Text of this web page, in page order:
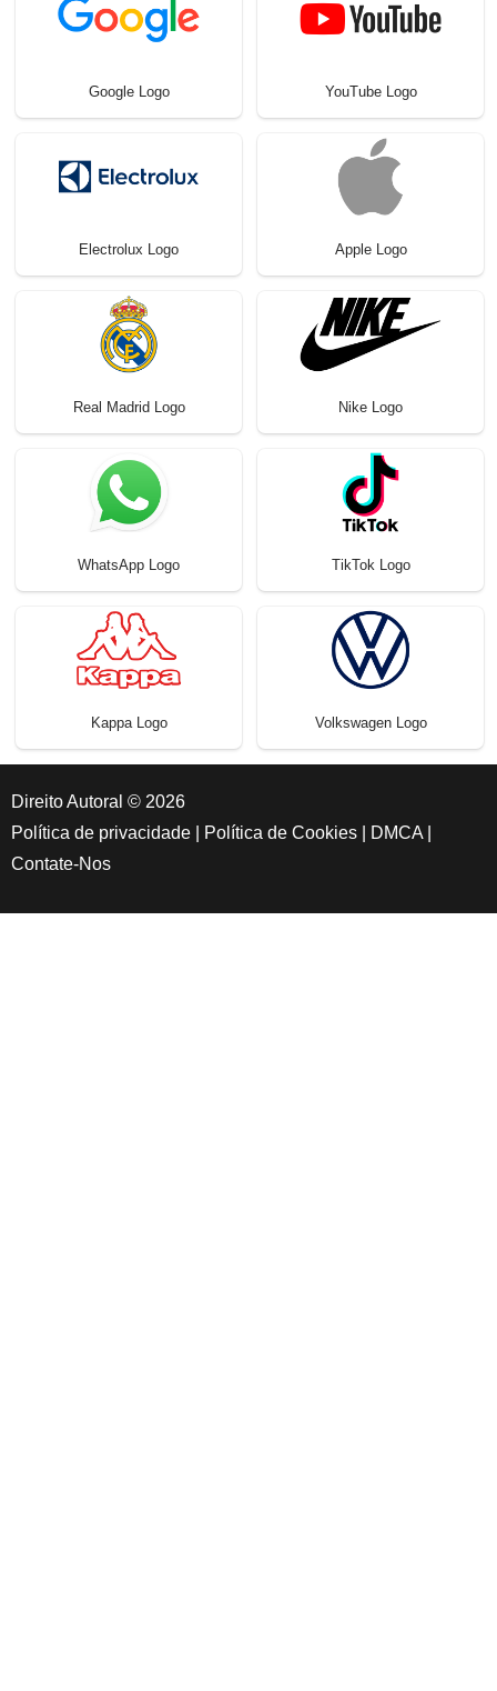
Google Logo YouTube Logo
Electrolux Logo Apple Logo
Real Madrid Logo Nike Logo
WhatsApp Logo TikTok Logo
Kappa Logo Volkswagen Logo
Direito Autoral © 2026
Política de privacidade
Política de Cookies DMCA
Contate-Nos